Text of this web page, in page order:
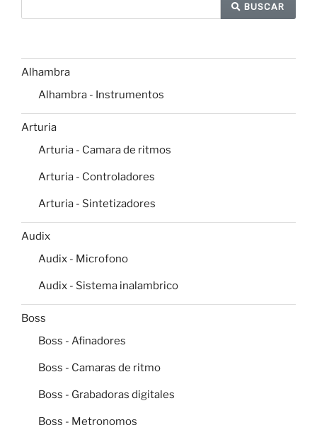
BUSCAR
Alhambra
Alhambra - Instrumentos
Arturia
Arturia - Camara de ritmos
Arturia - Controladores
Arturia - Sintetizadores
Audix
Audix - Microfono
Audix - Sistema inalambrico
Boss
Boss - Afinadores
Boss - Camaras de ritmo
Boss - Grabadoras digitales
Boss - Metronomos